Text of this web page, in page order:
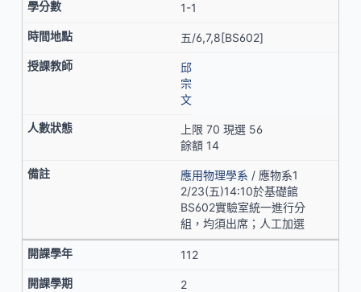
1-1
五/6,7,8[BS602]
邱
宗
文
上限 70 現選 56
餘額 14
應用物理學系 / 應物系1
2/23(五)14:10於基礎館
BS602實驗室統一進行分
組，均須出席；人工加選
112
2